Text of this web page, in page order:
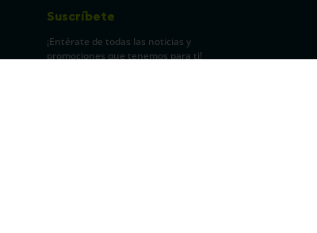
Suscríbete
¡Entérate de todas las noticias y
promociones que tenemos para ti!